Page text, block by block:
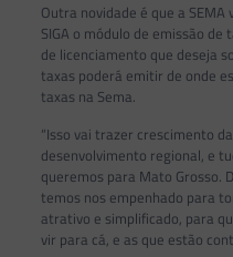
Outra novidade é que a
SIGA o módulo de emissão
de licenciamento que deseja
taxas poderá emitir de onde
taxas na Sema.
“Isso vai trazer crescimento
desenvolvimento regional, e
queremos para Mato Grosso.
temos nos empenhado para
atrativo e simplificado, para
vir para cá, e as que estão